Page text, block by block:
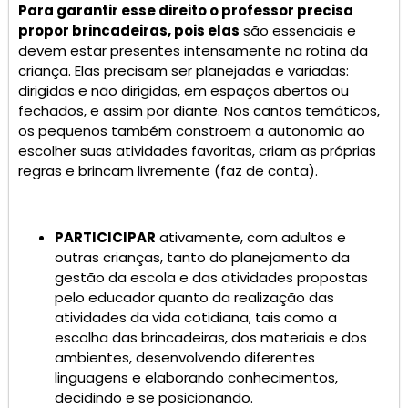
Para garantir esse direito o professor precisa
propor brincadeiras, pois elas são essenciais e
devem estar presentes intensamente na rotina da
criança. Elas precisam ser planejadas e variadas:
dirigidas e não dirigidas, em espaços abertos ou
fechados, e assim por diante. Nos cantos temáticos,
os pequenos também constroem a autonomia ao
escolher suas atividades favoritas, criam as próprias
regras e brincam livremente (faz de conta).
PARTICICIPAR ativamente, com adultos e
outras crianças, tanto do planejamento da
gestão da escola e das atividades propostas
pelo educador quanto da realização das
atividades da vida cotidiana, tais como a
escolha das brincadeiras, dos materiais e dos
ambientes, desenvolvendo diferentes
linguagens e elaborando conhecimentos,
decidindo e se posicionando.